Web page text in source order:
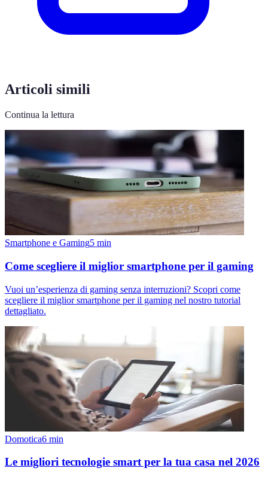
Articoli simili
Continua la lettura
Smartphone e Gaming5 min
Come scegliere il miglior smartphone per il gaming
Vuoi un’esperienza di gaming senza interruzioni? Scopri come
scegliere il miglior smartphone per il gaming nel nostro tutorial
dettagliato.
Domotica6 min
Le migliori tecnologie smart per la tua casa nel 2026